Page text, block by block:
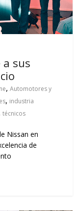
a sus
,Automotores y
, industria
técnicos
Nissan en
de